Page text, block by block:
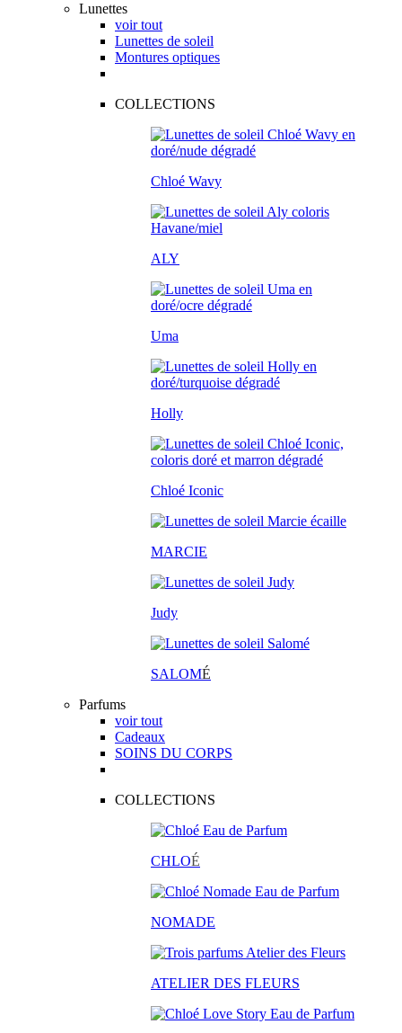
Lunettes
voir tout
Lunettes de soleil
Montures optiques
COLLECTIONS
Chloé Wavy
ALY
Uma
Holly
Chloé Iconic
MARCIE
Judy
SALOMÉ
Parfums
voir tout
Cadeaux
SOINS DU CORPS
COLLECTIONS
CHLOÉ
NOMADE
ATELIER DES FLEURS